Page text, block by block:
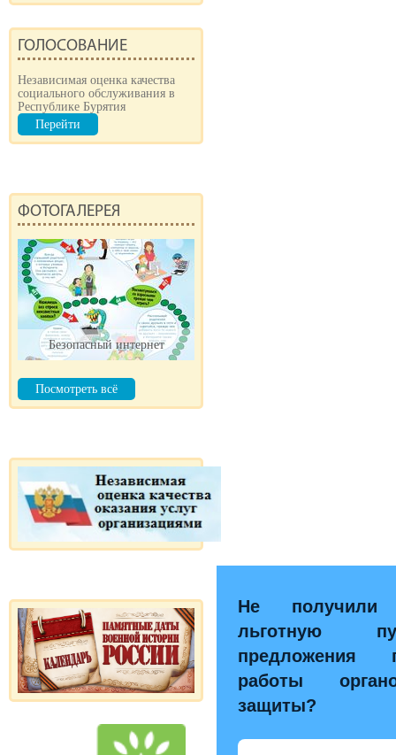
ГОЛОСОВАНИЕ
Независимая оценка качества
социального обслуживания в
Республике Бурятия
Перейти
ФОТОГАЛЕРЕЯ
Безопасный интернет
Посмотреть всё
Не
льготную
предложения
работы
защиты?